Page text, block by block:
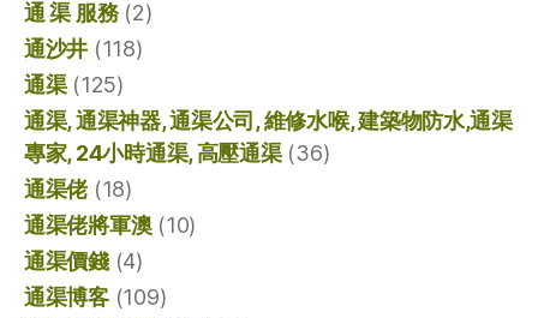
通 渠 服務(2)
通沙井 (118)
通渠(125)
通渠, 通渠神器, 通渠公司, 維修水喉, 建築物防水,通渠
專家, 24小時通渠, 高壓通渠(36)
通渠佬(18)
通渠佬將軍澳(10)
通渠價錢(4)
通渠博客(109)